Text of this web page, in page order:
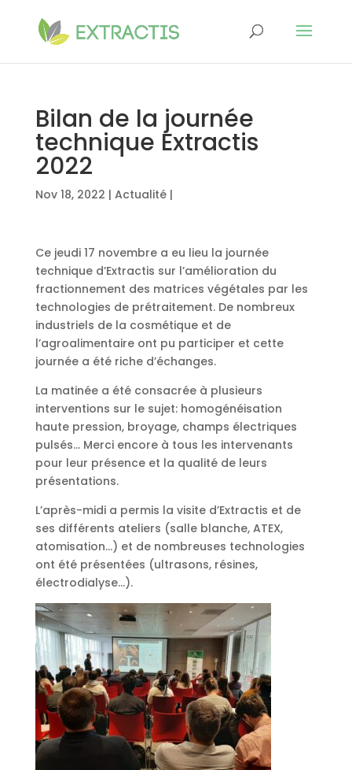
Bilan de la journée
technique Extractis
2022
Nov 18, 2022 | Actualité|
Ce jeudi 17 novembre a eu lieu la journée
technique d’Extractis sur l’amélioration du
fractionnement des matrices végétales par les
technologies de prétraitement. De nombreux
industriels de la cosmétique et de
l’agroalimentaire ont pu participer et cette
journée a été riche d’échanges.
La matinée a été consacrée à plusieurs
interventions sur le sujet: homogénéisation
haute pression, broyage, champs électriques
pulsés… Merci encore à tous les intervenants
pour leur présence et la qualité de leurs
présentations.
L’après-midi a permis la visite d’Extractis et de
ses différents ateliers (salle blanche, ATEX,
atomisation…) et de nombreuses technologies
ont été présentées (ultrasons, résines,
électrodialyse…).